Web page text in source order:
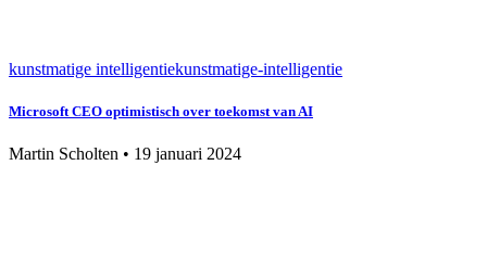
kunstmatige intelligentiekunstmatige-intelligentie
Microsoft CEO optimistisch over toekomst van AI
Martin Scholten • 19 januari 2024